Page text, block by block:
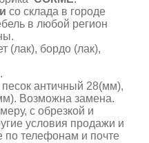
со склада в городе
в любой регион
(лак), бордо (лак),
античный 28(мм),
Возможна замена.
с обрезкой и
условия продажи и
по телефонам и почте